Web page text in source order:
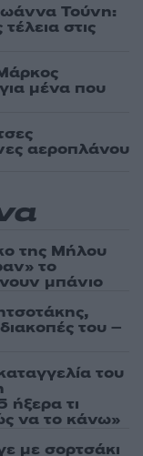
Τούνη:
στις
μένα που
αεροπλάνου
της Μήλου
το
μπάνιο
του –
του
ήξερα τι
να το κάνω»
με σορτσάκι